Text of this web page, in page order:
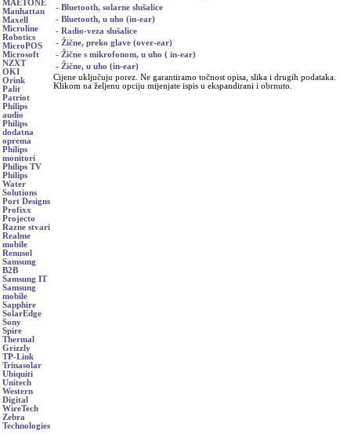
MAETONE
Manhattan
Maxell
Microline
Robotics
MicroPOS
Microsoft
NZXT
OKI
Orink
Palit
Patriot
Philips
audio
Philips
dodatna
oprema
Philips
monitori
Philips TV
Philips
Water
Solutions
Port Designs
Profixx
Projecto
Razne stvari
Realme
mobile
Renusol
Samsung
B2B
Samsung IT
Samsung
mobile
Sapphire
SolarEdge
Sony
Spire
Thermal
Grizzly
TP-Link
Trinasolar
Ubiquiti
Unitech
Western
Digital
WireTech
Zebra
Technologies
- Bluetooth, solarne slušalice
- Bluetooth, u uho (in-ear)
- Radio-veza slušalice
- Žične, preko glave (over-ear)
- Žične s mikrofonom, u uho ( in-ear)
- Žične, u uho (in-ear)
Cijene uključuju porez. Ne garantiramo točnost opisa, slika i drugih podataka.
Klikom na željenu opciju mijenjate ispis u ekspandirani i obrnuto.